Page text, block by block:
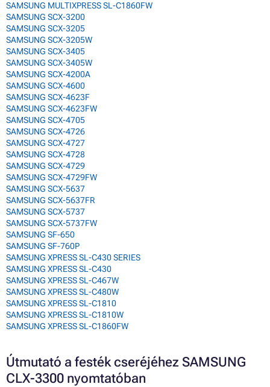
SAMSUNG MULTIXPRESS SL-C1860FW
SAMSUNG SCX-3200
SAMSUNG SCX-3205
SAMSUNG SCX-3205W
SAMSUNG SCX-3405
SAMSUNG SCX-3405W
SAMSUNG SCX-4200A
SAMSUNG SCX-4600
SAMSUNG SCX-4623F
SAMSUNG SCX-4623FW
SAMSUNG SCX-4705
SAMSUNG SCX-4726
SAMSUNG SCX-4727
SAMSUNG SCX-4728
SAMSUNG SCX-4729
SAMSUNG SCX-4729FW
SAMSUNG SCX-5637
SAMSUNG SCX-5637FR
SAMSUNG SCX-5737
SAMSUNG SCX-5737FW
SAMSUNG SF-650
SAMSUNG SF-760P
SAMSUNG XPRESS SL-C430 SERIES
SAMSUNG XPRESS SL-C430
SAMSUNG XPRESS SL-C467W
SAMSUNG XPRESS SL-C480W
SAMSUNG XPRESS SL-C1810
SAMSUNG XPRESS SL-C1810W
SAMSUNG XPRESS SL-C1860FW
Útmutató a festék cseréjéhez SAMSUNG
CLX-3300 nyomtatóban